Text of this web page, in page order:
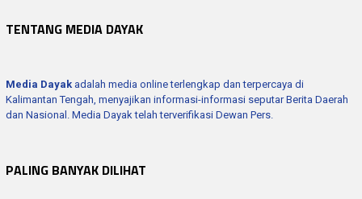
TENTANG MEDIA DAYAK
Media Dayak adalah media online terlengkap dan terpercaya di
Kalimantan Tengah, menyajikan informasi-informasi seputar Berita Daerah
dan Nasional. Media Dayak telah terverifikasi Dewan Pers.
PALING BANYAK DILIHAT